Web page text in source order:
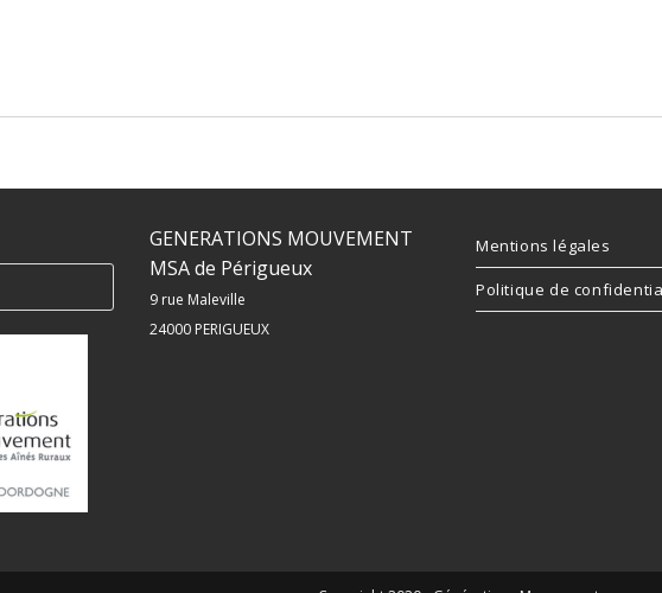
GENERATIONS MOUVEMENT
MSA de Périgueux
9 rue Maleville
24000 PERIGUEUX
Mentions légales
Politique de